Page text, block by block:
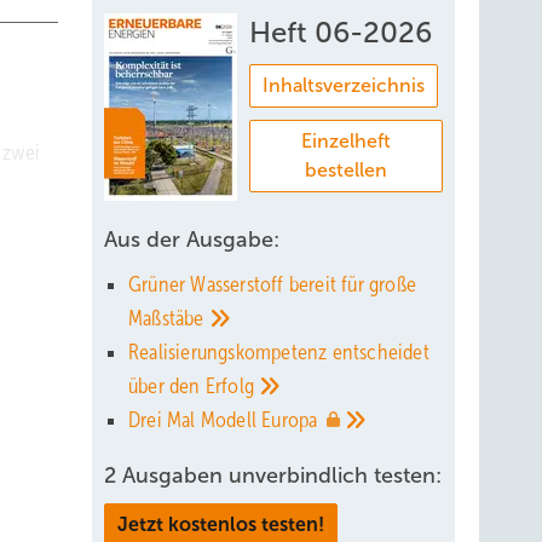
das
Heft 06-2026
Inhaltsverzeichnis
Einzelheft
bestellen
Aus der Ausgabe:
Grüner Wasserstoff bereit für große
Maßstäbe
Realisierungskompetenz entscheidet
über den Erfolg
Drei Mal Modell Europa
2 Ausgaben unverbindlich testen:
Jetzt kostenlos testen!